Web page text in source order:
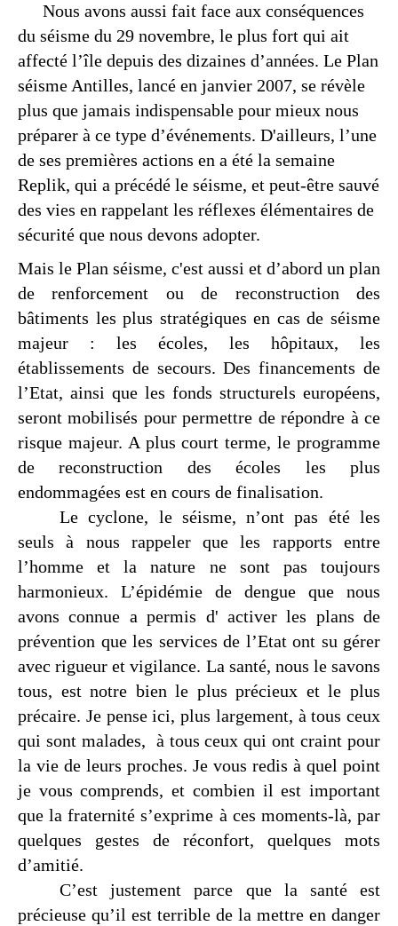
Nous avons aussi fait face aux conséquences
du séisme du 29 novembre, le plus fort qui ait
affecté l’île depuis des dizaines d’années. Le Plan
séisme Antilles, lancé en janvier 2007, se révèle
plus que jamais indispensable pour mieux nous
préparer à ce type d’événements. D'ailleurs, l’une
de ses premières actions en a été la semaine
Replik, qui a précédé le séisme, et peut-être sauvé
des vies en rappelant les réflexes élémentaires de
sécurité que nous devons adopter.
Mais le Plan séisme, c'est aussi et d’abord un plan
de renforcement ou de reconstruction des
bâtiments les plus stratégiques en cas de séisme
majeur : les écoles, les hôpitaux, les
établissements de secours. Des financements de
l’Etat, ainsi que les fonds structurels européens,
seront mobilisés pour permettre de répondre à ce
risque majeur. A plus court terme, le programme
de reconstruction des écoles les plus
endommagées est en cours de finalisation.
Le cyclone, le séisme, n’ont pas été les
seuls à nous rappeler que les rapports entre
l’homme et la nature ne sont pas toujours
harmonieux. L’épidémie de dengue que nous
avons connue a permis d' activer les plans de
prévention que les services de l’Etat ont su gérer
avec rigueur et vigilance. La santé, nous le savons
tous, est notre bien le plus précieux et le plus
précaire. Je pense ici, plus largement, à tous ceux
qui sont malades, à tous ceux qui ont craint pour
la vie de leurs proches. Je vous redis à quel point
je vous comprends, et combien il est important
que la fraternité s’exprime à ces moments-là, par
quelques gestes de réconfort, quelques mots
d’amitié.
C’est justement parce que la santé est
précieuse qu’il est terrible de la mettre en danger